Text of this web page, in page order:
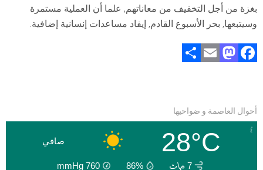
بغزة من أجل التخفيف من معاناتهم, علما أن العملية مستمرة
وسيتبعها, بحر الأسبوع القادم, إيفاد مساعدات إنسانية إضافية.
F
b
o
M
o
d
o
E
l
e
أحوال العاصمة و ضواحيها
28°C صافي
7 م\ث 86%
760
mmHg